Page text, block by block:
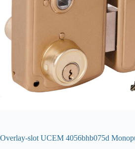
Overlay-slot UCEM 4056bhb075d